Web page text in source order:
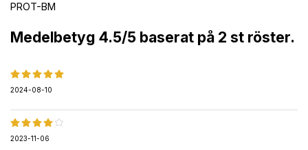
PROT-BM
Medelbetyg 4.5/5 baserat på 2 st röster.
2024-08-10
2023-11-06